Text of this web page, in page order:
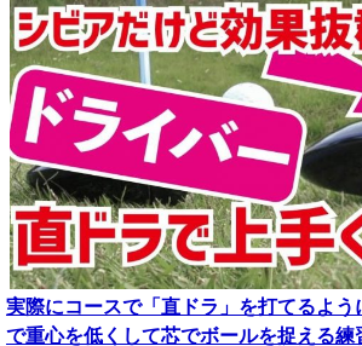
実際にコースで「直ドラ」を打てるよう
で重心を低くして芯でボールを捉える練